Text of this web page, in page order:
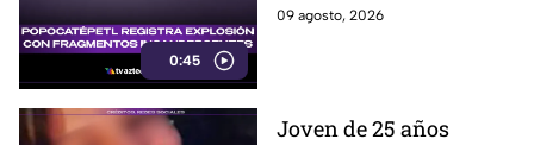
0:45
acompañada de fragmentos
09 agosto, 2026
Joven de 25 años